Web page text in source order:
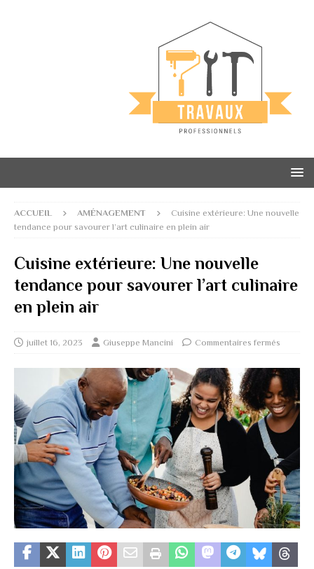
ACCUEIL AMÉNAGEMENT
Cuisine extérieure: Une nouvelle
tendance pour savourer l’art culinaire en plein air
Cuisine extérieure: Une nouvelle
tendance pour savourer l’art culinaire
en plein air
juillet 16, 2023 Giuseppe Mancini Commentaires fermés